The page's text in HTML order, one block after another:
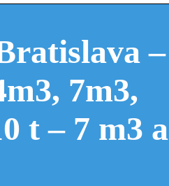
–
7m3,
t – 7 m3 a